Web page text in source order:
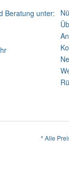
Beratung unter:
* Alle